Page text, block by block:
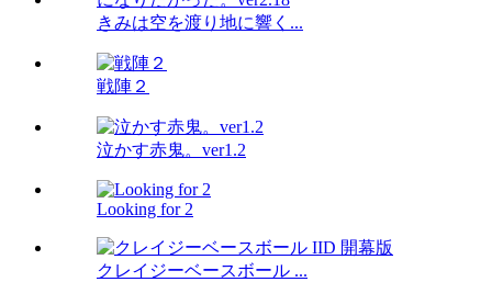
きみは空を渡り地に響く...
戦陣２
泣かす赤鬼。ver1.2
Looking for 2
クレイジーベースボール ...